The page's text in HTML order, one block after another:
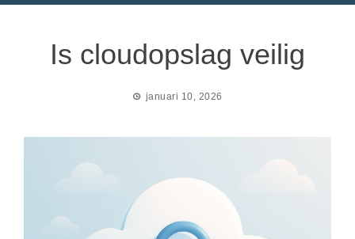
Is cloudopslag veilig
januari 10, 2026